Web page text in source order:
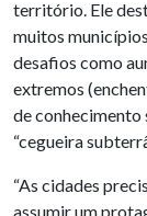
território. Ele
muitos
desafios como
extremos
de conhecimento
“cegueira
“As cidades
assumir um